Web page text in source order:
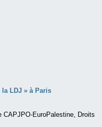
LDJ » à Paris
CAPJPO-EuroPalestine, Droits